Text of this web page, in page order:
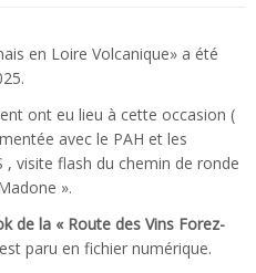
en Loire Volcanique» a été
ont eu lieu à cette occasion (
avec le PAH et les
, visite flash du chemin de ronde
».
de la « Route des Vins Forez-
est paru en fichier numérique.